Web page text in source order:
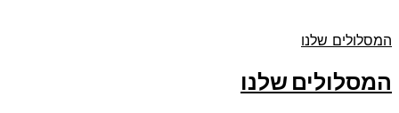
המסלולים שלנו
המסלולים שלנו